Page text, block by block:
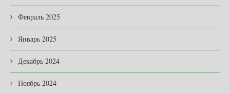
Февраль 2025
Январь 2025
Декабрь 2024
Ноябрь 2024